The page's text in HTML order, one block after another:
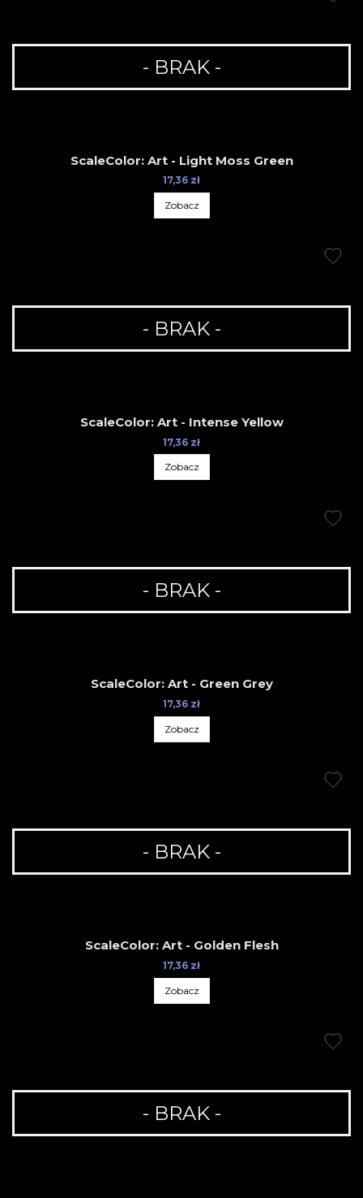
- BRAK -
ScaleColor: Art - Light Moss Green
17,36 zł
Zobacz
- BRAK -
ScaleColor: Art - Intense Yellow
17,36 zł
Zobacz
- BRAK -
ScaleColor: Art - Green Grey
17,36 zł
Zobacz
- BRAK -
ScaleColor: Art - Golden Flesh
17,36 zł
Zobacz
- BRAK -